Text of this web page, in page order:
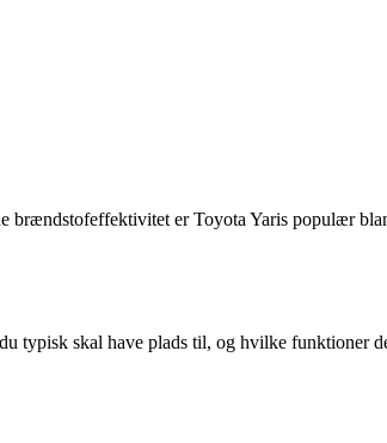
brændstofeffektivitet er Toyota Yaris populær
typisk skal have plads til, og hvilke funktioner